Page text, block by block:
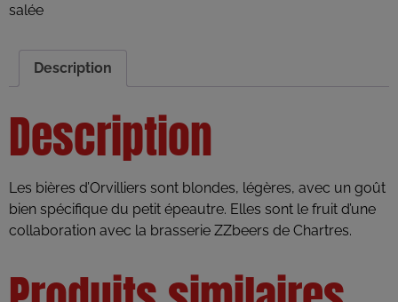
salée
Description
Description
Les bières d’Orvilliers sont blondes, légères, avec un goût
bien spécifique du petit épeautre. Elles sont le fruit d’une
collaboration avec la brasserie ZZbeers de Chartres.